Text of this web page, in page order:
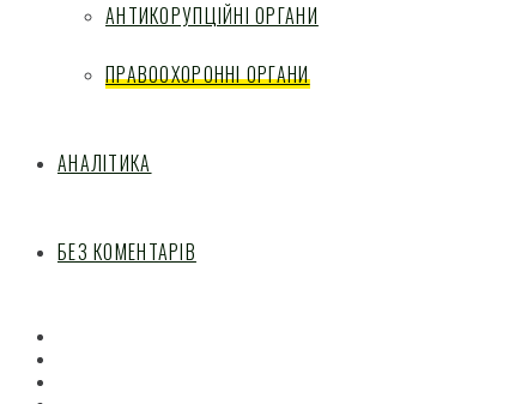
АНТИКОРУПЦІЙНІ ОРГАНИ
ПРАВООХОРОННІ ОРГАНИ
АНАЛІТИКА
БЕЗ КОМЕНТАРІВ